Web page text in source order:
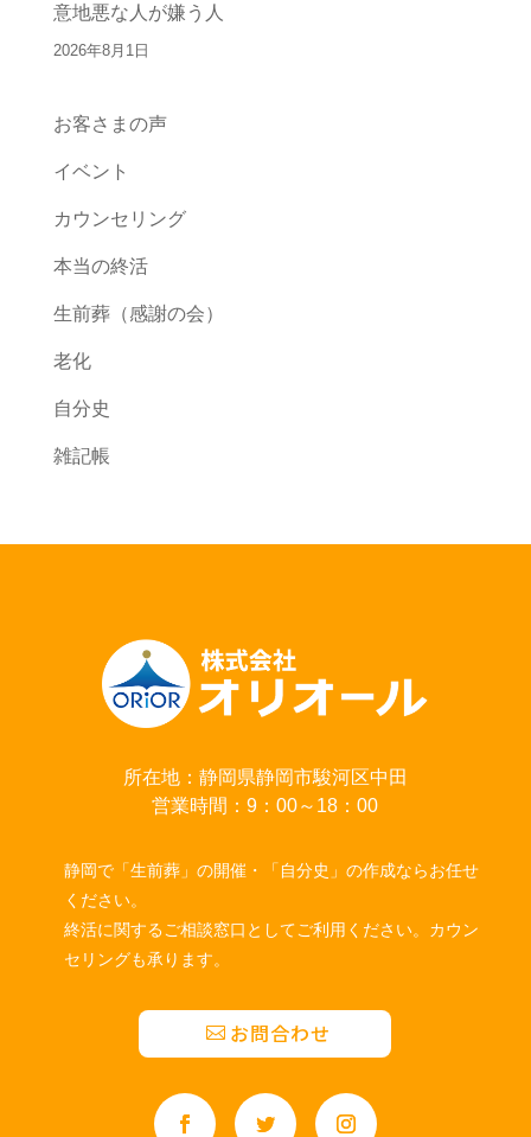
意地悪な人が嫌う人
2026年8月1日
お客さまの声
イベント
カウンセリング
本当の終活
生前葬（感謝の会）
老化
自分史
雑記帳
所在地：静岡県静岡市駿河区中田
営業時間：9：00～18：00
静岡で「生前葬」の開催・「自分史」の作成ならお任せ
ください。
終活に関するご相談窓口としてご利用ください。カウン
セリングも承ります。
お問合わせ